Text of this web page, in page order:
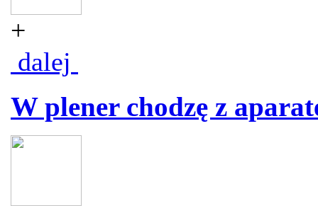
+
dalej
W plener chodzę z